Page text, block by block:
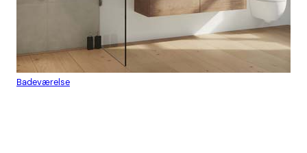
Badeværelse